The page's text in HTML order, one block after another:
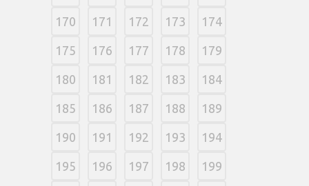
170 171 172 173 174
175 176 177 178 179
180 181 182 183 184
185 186 187 188 189
190 191 192 193 194
195 196 197 198 199